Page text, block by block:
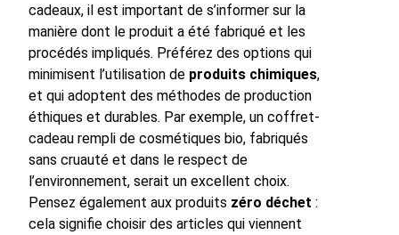
cadeaux, il est important de s’informer sur la
manière dont le produit a été fabriqué et les
procédés impliqués. Préférez des options qui
minimisent l’utilisation de produits chimiques,
et qui adoptent des méthodes de production
éthiques et durables. Par exemple, un coffret-
cadeau rempli de cosmétiques bio, fabriqués
sans cruauté et dans le respect de
l’environnement, serait un excellent choix.
Pensez également aux produits zéro déchet :
cela signifie choisir des articles qui viennent